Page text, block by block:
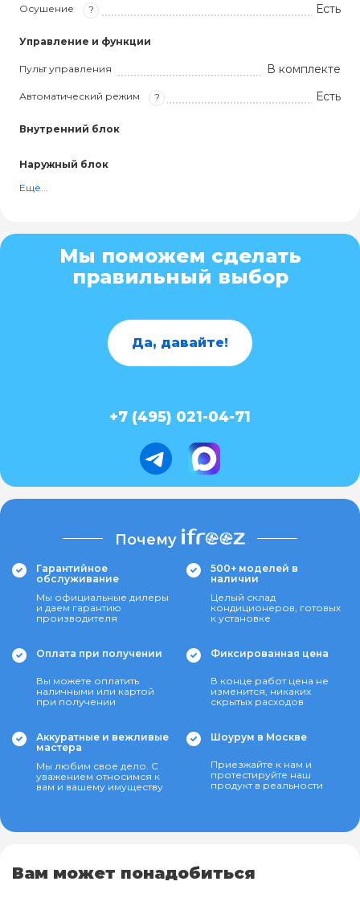
Осушение ? Есть
Управление и функции
Пульт управления В комплекте
Автоматический режим ? Есть
Внутренний блок
Наружный блок
Ещё...
Мы поможем сделать
правильный выбор
Да, давайте!
+7 (495) 021-04-71
Почему
Гарантийное
обслуживание
Мы официальные дилеры
и даем гарантию
производителя
500+ моделей в
наличии
Целый склад
кондиционеров, готовых
к установке
Оплата при получении
Вы можете оплатить
наличными или картой
при получении
Фиксированная цена
В конце работ цена не
изменится, никаких
скрытых расходов
Аккуратные и вежливые
мастера
Мы любим свое дело. С
уважением относимся к
вам и вашему имуществу
Шоурум в Москве
Приезжайте к нам и
протестируйте наш
продукт в реальности
Вам может понадобиться